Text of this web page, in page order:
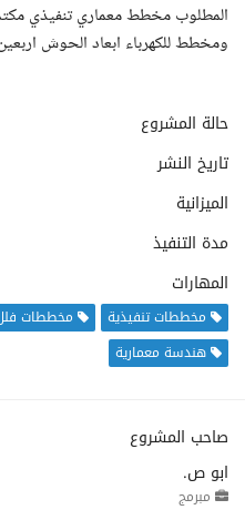
المطلوب مخطط معماري تنفيذي
ومخطط للكهرباء ابعاد الحوش
حالة المشروع
تاريخ النشر
الميزانية
مدة التنفيذ
المهارات
مخططات تنفيذية مخططات
هندسة معمارية
صاحب المشروع
ابو ص.
مبرمج